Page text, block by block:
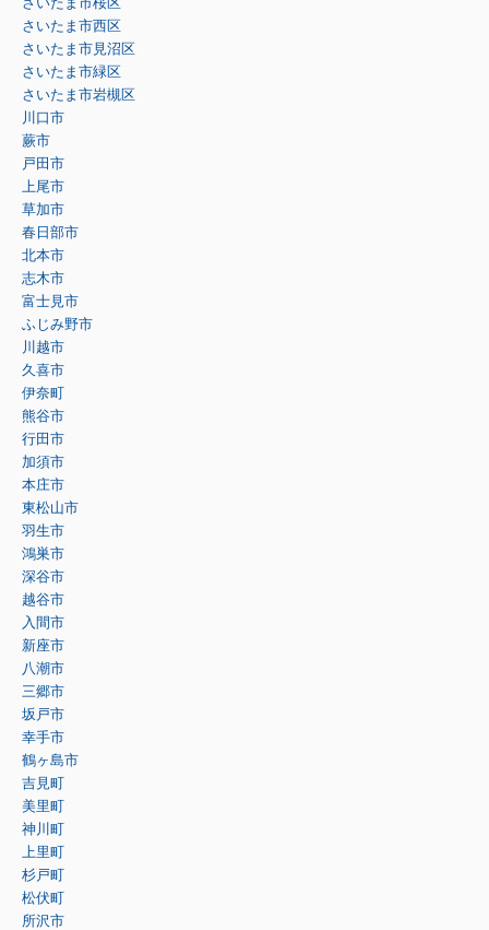
さいたま市西区
さいたま市見沼区
さいたま市緑区
さいたま市岩槻区
川口市
蕨市
戸田市
上尾市
草加市
春日部市
北本市
志木市
富士見市
ふじみ野市
川越市
久喜市
伊奈町
熊谷市
行田市
加須市
本庄市
東松山市
羽生市
鴻巣市
深谷市
越谷市
入間市
新座市
八潮市
三郷市
坂戸市
幸手市
鶴ヶ島市
吉見町
美里町
神川町
上里町
杉戸町
松伏町
所沢市